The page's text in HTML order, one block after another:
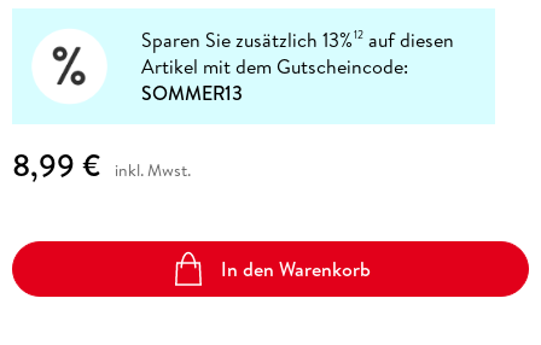
Sparen Sie zusätzlich 13%12 auf diesen
Artikel mit dem Gutscheincode:
SOMMER13
8,99 € inkl. Mwst.
In den Warenkorb